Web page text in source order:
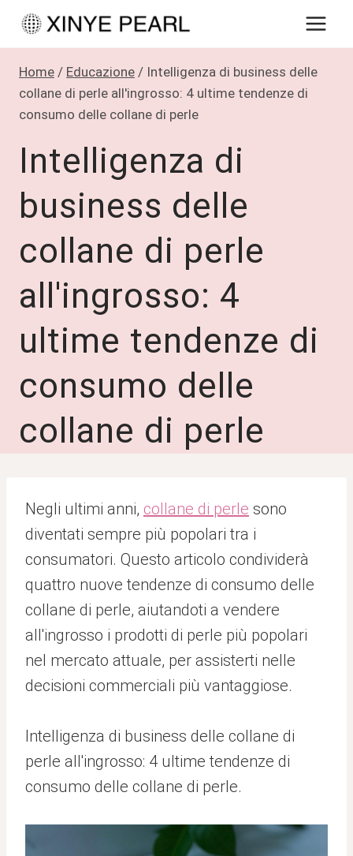
Salta
contenuto
Home / Educazione / Intelligenza di business delle
collane di perle all'ingrosso: 4 ultime tendenze di
consumo delle collane di perle
Intelligenza di
business delle
collane di perle
all'ingrosso: 4
ultime tendenze di
consumo delle
collane di perle
Negli ultimi anni, collane di perle sono
diventati sempre più popolari tra i
consumatori. Questo articolo condividerà
quattro nuove tendenze di consumo delle
collane di perle, aiutandoti a vendere
all'ingrosso i prodotti di perle più popolari
nel mercato attuale, per assisterti nelle
decisioni commerciali più vantaggiose.
Intelligenza di business delle collane di
perle all'ingrosso: 4 ultime tendenze di
consumo delle collane di perle.